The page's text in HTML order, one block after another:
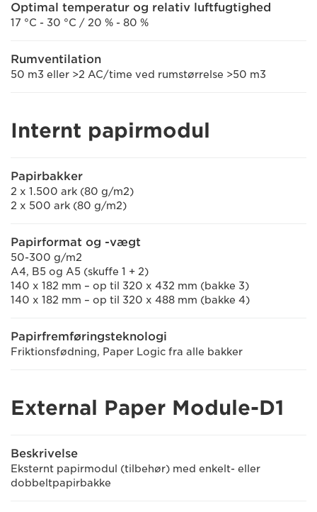
Optimal temperatur og relativ luftfugtighed
17 °C - 30 °C / 20 % - 80 %
Rumventilation
50 m3 eller >2 AC/time ved rumstørrelse >50 m3
Internt papirmodul
Papirbakker
2 x 1.500 ark (80 g/m2)
2 x 500 ark (80 g/m2)
Papirformat og -vægt
50-300 g/m2
A4, B5 og A5 (skuffe 1 + 2)
140 x 182 mm – op til 320 x 432 mm (bakke 3)
140 x 182 mm – op til 320 x 488 mm (bakke 4)
Papirfremføringsteknologi
Friktionsfødning, Paper Logic fra alle bakker
External Paper Module-D1
Beskrivelse
Eksternt papirmodul (tilbehør) med enkelt- eller
dobbeltpapirbakke